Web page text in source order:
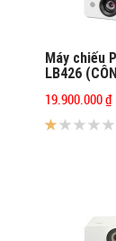
Máy chiếu
LB426
19.900.000 ₫